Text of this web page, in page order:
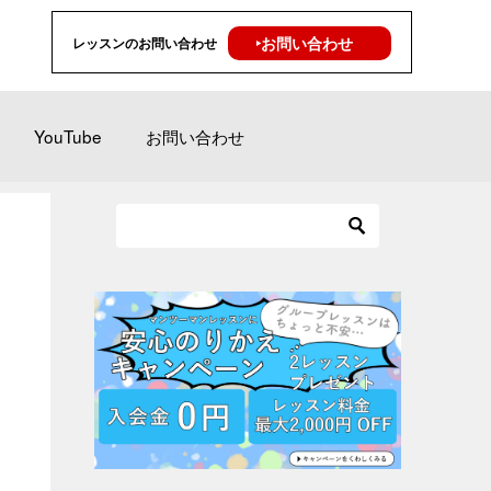
レッスンのお問い合わせ ‣お問い合わせ
YouTube お問い合わせ